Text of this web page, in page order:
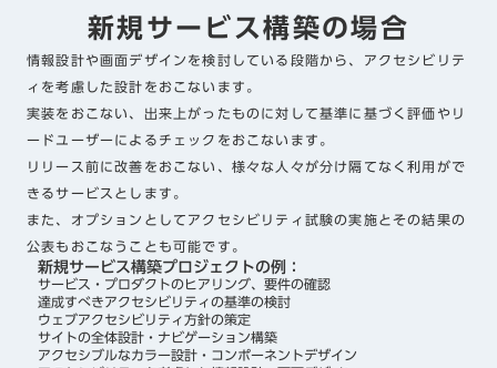
新規サービス構築の場合
情報設計や画面デザインを検討している段階から、アクセシビリテ
ィを考慮した設計をおこないます。
実装をおこない、出来上がったものに対して基準に基づく評価やリ
ードユーザーによるチェックをおこないます。
リリース前に改善をおこない、様々な人々が分け隔てなく利用がで
きるサービスとします。
また、オプションとしてアクセシビリティ試験の実施とその結果の
公表もおこなうことも可能です。
新規サービス構築プロジェクトの例：
サービス・プロダクトのヒアリング、要件の確認
達成すべきアクセシビリティの基準の検討
ウェブアクセシビリティ方針の策定
サイトの全体設計・ナビゲーション構築
アクセシブルなカラー設計・コンポーネントデザイン